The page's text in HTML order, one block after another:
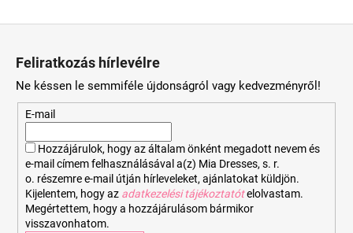
Feliratkozás hírlevélre
Ne késsen le semmiféle újdonságról vagy kedvezményről!
E-mail
Hozzájárulok, hogy az általam önként megadott nevem és
e-mail címem felhasználásával a(z) Mia Dresses, s. r.
o. részemre e-mail útján hírleveleket, ajánlatokat küldjön.
Kijelentem, hogy az adatkezelési tájékoztatót elolvastam.
Megértettem, hogy a hozzájárulásom bármikor
visszavonhatom.